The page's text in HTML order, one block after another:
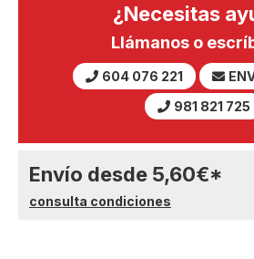
¿Necesitas
Llámanos o
604 076 221
981 821 725
Envío desde 5,60€*
consulta condiciones